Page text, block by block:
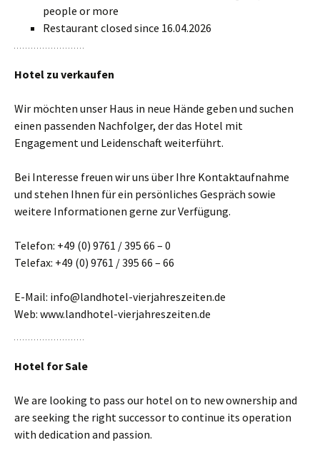
people or more
Restaurant closed since 16.04.2026
Hotel zu verkaufen
Wir möchten unser Haus in neue Hände geben und suchen
einen passenden Nachfolger, der das Hotel mit
Engagement und Leidenschaft weiterführt.
Bei Interesse freuen wir uns über Ihre Kontaktaufnahme
und stehen Ihnen für ein persönliches Gespräch sowie
weitere Informationen gerne zur Verfügung.
Telefon: +49 (0) 9761 / 395 66 – 0
Telefax: +49 (0) 9761 / 395 66 – 66
E-Mail: info@landhotel-vierjahreszeiten.de
Web: www.landhotel-vierjahreszeiten.de
Hotel for Sale
We are looking to pass our hotel on to new ownership and
are seeking the right successor to continue its operation
with dedication and passion.